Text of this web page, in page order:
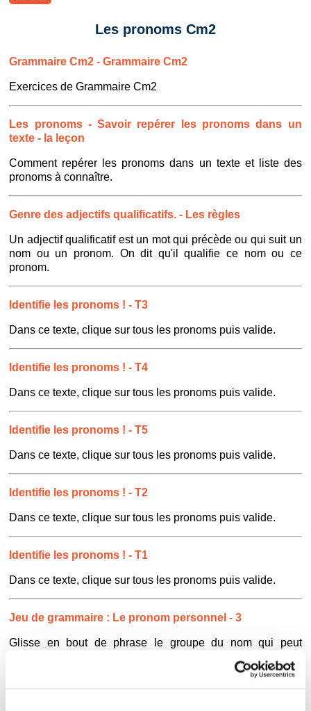
Les pronoms Cm2
Grammaire Cm2 - Grammaire Cm2
Exercices de Grammaire Cm2
Les pronoms - Savoir repérer les pronoms dans un
texte - la leçon
Comment repérer les pronoms dans un texte et liste des
pronoms à connaître.
Genre des adjectifs qualificatifs. - Les règles
Un adjectif qualificatif est un mot qui précède ou qui suit un
nom ou un pronom. On dit qu'il qualifie ce nom ou ce
pronom.
Identifie les pronoms ! - T3
Dans ce texte, clique sur tous les pronoms puis valide.
Identifie les pronoms ! - T4
Dans ce texte, clique sur tous les pronoms puis valide.
Identifie les pronoms ! - T5
Dans ce texte, clique sur tous les pronoms puis valide.
Identifie les pronoms ! - T2
Dans ce texte, clique sur tous les pronoms puis valide.
Identifie les pronoms ! - T1
Dans ce texte, clique sur tous les pronoms puis valide.
Jeu de grammaire : Le pronom personnel - 3
Glisse en bout de phrase le groupe du nom qui peut